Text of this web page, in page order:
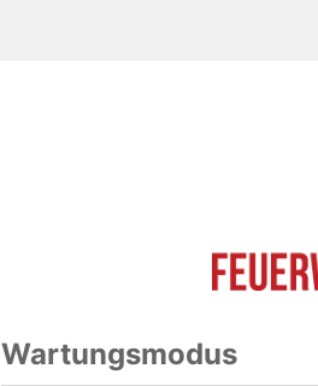
Wartungsmodus